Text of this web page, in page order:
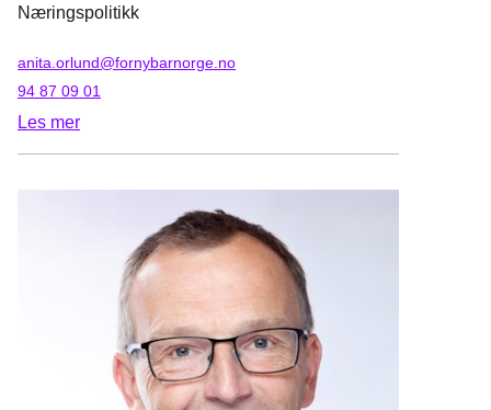
Næringspolitikk
anita.orlund@fornybarnorge.no
94 87 09 01
Les mer